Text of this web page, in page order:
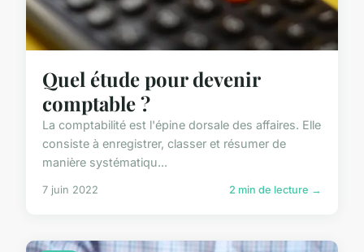
Quel étude pour devenir
comptable ?
La comptabilité est l'épine dorsale des affaires. Elle
consiste à enregistrer, classer et résumer de
manière systématiqu...
7 juin 2022 2 min de lecture →